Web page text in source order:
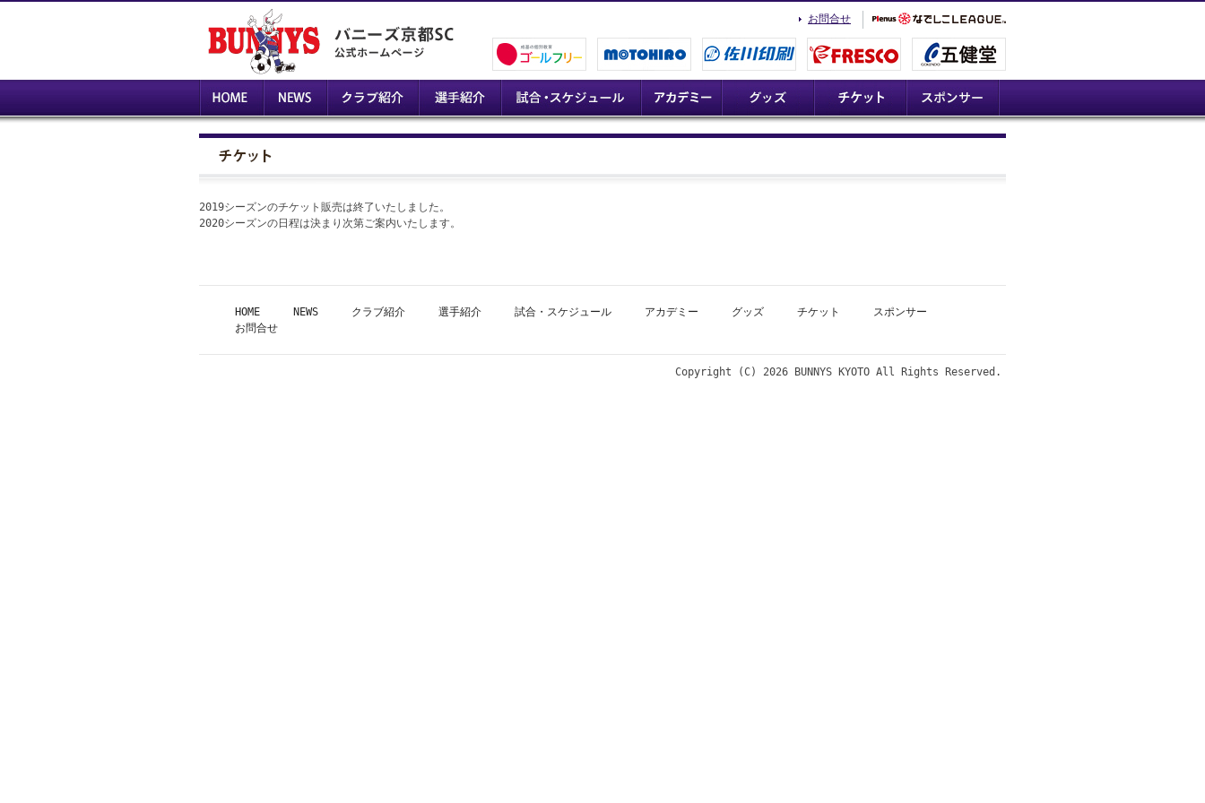
お問合せ
2019シーズンのチケット販売は終了いたしました。
2020シーズンの日程は決まり次第ご案内いたします。
HOME NEWS クラブ紹介 選手紹介 試合・スケジュール アカデミー グッズ チケット
スポンサー
お問合せ
Copyright (C) 2026 BUNNYS KYOTO All Rights Reserved.